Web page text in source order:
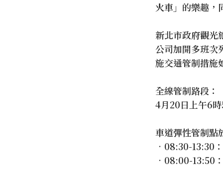
火車」的樂趣，
新北市政府觀光
公司加開多班次
施交通管制措施
全線管制路段：
4月20日上午6
車道彈性管制點
•08:30-13:30
•08:00-13:50